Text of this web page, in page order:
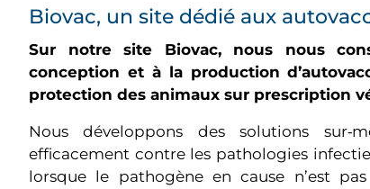
Biovac, un site dédié aux
Sur notre site Biovac, nous nous
conception et à la production
protection des animaux sur prescription
Nous développons des solutions
efficacement contre les pathologies
lorsque le pathogène en cause n’est